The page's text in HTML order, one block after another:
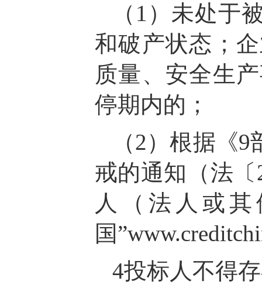
（1）未处于
和破产状态；
质量、安全生
停期内的；
（2）根据《
戒的通知（法
人（法人或
国
4投标人不得